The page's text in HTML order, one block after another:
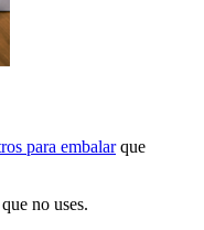
para embalarque
no uses.